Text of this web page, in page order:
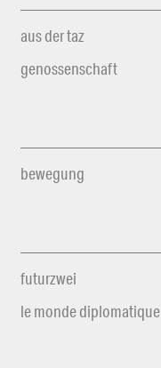
aus der taz
genossenschaft
bewegung
futurzwei
le monde diplomatique